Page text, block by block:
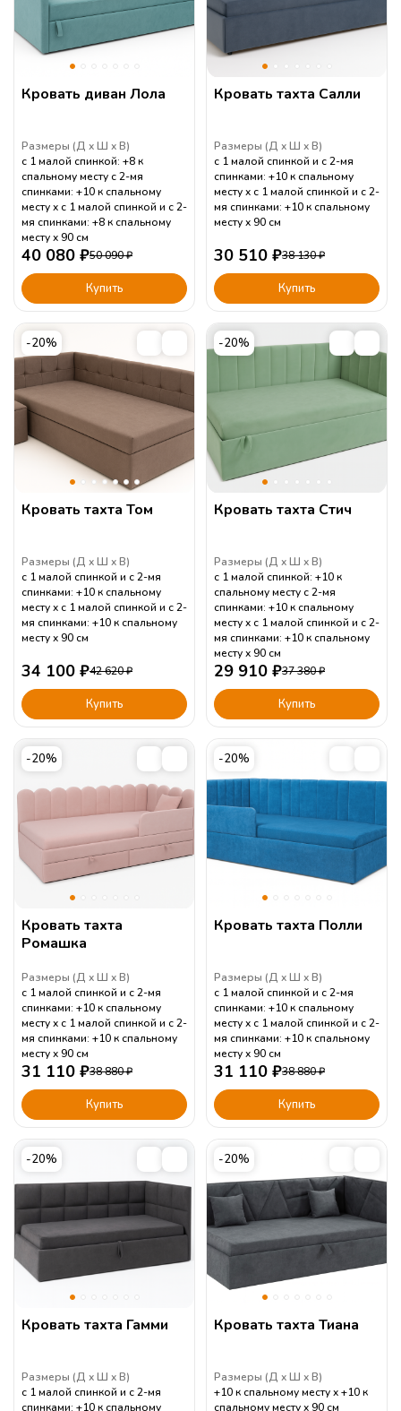
Кровать диван Лола
Размеры (Д Ш В)
с 1 малой спинкой: +8 к
спальному месту с 2-мя
спинками: +10 к спальному
месту
с 1 малой спинкой и с 2-
мя спинками: +8 к спальному
месту
90 см
40 080 ₽50 090₽
Купить
Кровать тахта Салли
Размеры (Д Ш В)
с 1 малой спинкой и с 2-мя
спинками: +10 к спальному
месту
с 1 малой спинкой и с 2-
мя спинками: +10 к спальному
месту
90 см
30 510 ₽38 130₽
Купить
-20%
Кровать тахта Том
Размеры (Д Ш В)
с 1 малой спинкой и с 2-мя
спинками: +10 к спальному
месту
с 1 малой спинкой и с 2-
мя спинками: +10 к спальному
месту
90 см
34 100 ₽42 620₽
Купить
-20%
Кровать тахта Стич
Размеры (Д Ш В)
с 1 малой спинкой: +10 к
спальному месту с 2-мя
спинками: +10 к спальному
месту
с 1 малой спинкой и с 2-
мя спинками: +10 к спальному
месту
90 см
29 910 ₽37 380₽
Купить
-20%
Кровать тахта
Ромашка
Размеры (Д Ш В)
с 1 малой спинкой и с 2-мя
спинками: +10 к спальному
месту
с 1 малой спинкой и с 2-
мя спинками: +10 к спальному
месту
90 см
31 110 ₽38 880₽
Купить
-20%
Кровать тахта Полли
Размеры (Д Ш В)
с 1 малой спинкой и с 2-мя
спинками: +10 к спальному
месту
с 1 малой спинкой и с 2-
мя спинками: +10 к спальному
месту
90 см
31 110 ₽38 880₽
Купить
-20%
Кровать тахта Гамми
Размеры (Д Ш В)
с 1 малой спинкой и с 2-мя
спинками: +10 к спальному
-20%
Кровать тахта Тиана
Размеры (Д Ш В)
+10 к спальному месту
+10 к
спальному месту
90 см